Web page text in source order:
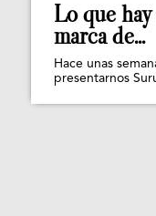
Lo que
marca de...
Hace unas
presentarnos